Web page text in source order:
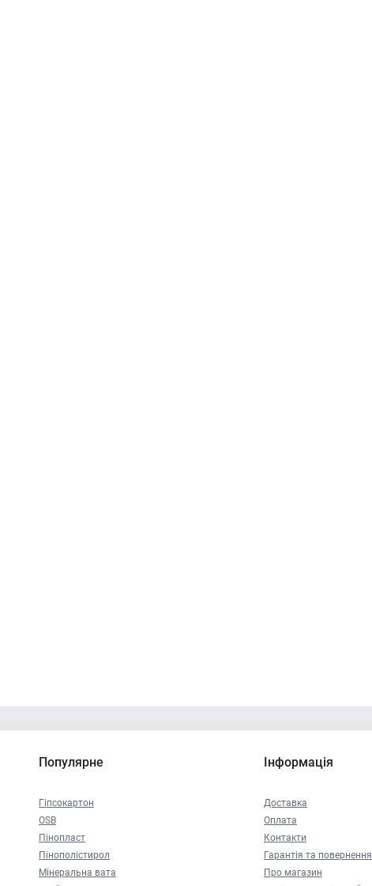
Популярне
Гіпсокартон
OSB
Пінопласт
Пінополістирол
Мінеральна вата
Інформація
Доставка
Оплата
Контакти
Гарантія та повернення
Про магазин